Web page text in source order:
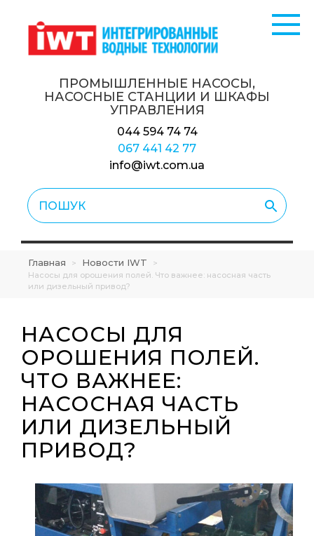
ПРОМЫШЛЕННЫЕ НАСОСЫ,
НАСОСНЫЕ СТАНЦИИ И ШКАФЫ
УПРАВЛЕНИЯ
044 594 74 74
067 441 42 77
info@iwt.com.ua
Главная > Новости IWT
>
Насосы для орошения полей. Что важнее: насосная часть
или дизельный привод?
НАСОСЫ ДЛЯ
ОРОШЕНИЯ ПОЛЕЙ.
ЧТО ВАЖНЕЕ:
НАСОСНАЯ ЧАСТЬ
ИЛИ ДИЗЕЛЬНЫЙ
ПРИВОД?